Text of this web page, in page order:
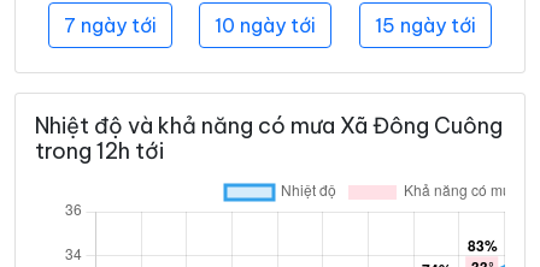
7 ngày tới 10 ngày tới 15 ngày tới
Nhiệt độ và khả năng có mưa Xã Đông Cuông
trong 12h tới